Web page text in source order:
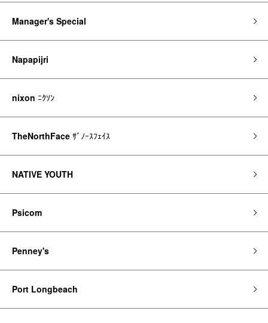
Manager's Special
Napapijri
nixon ﾆｸｿﾝ
TheNorthFace ｻﾞﾉｰｽﾌｪｲｽ
NATIVE YOUTH
Psicom
Penney's
Port Longbeach